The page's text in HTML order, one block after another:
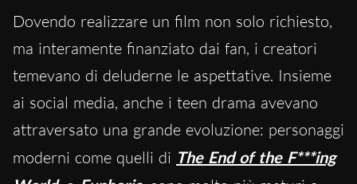
Dovendo realizzare un film non solo richiesto,
ma interamente finanziato dai fan, i creatori
temevano di deluderne le aspettative. Insieme
ai social media, anche i teen drama avevano
attraversato una grande evoluzione: personaggi
moderni come quelli di The End of the F***ing